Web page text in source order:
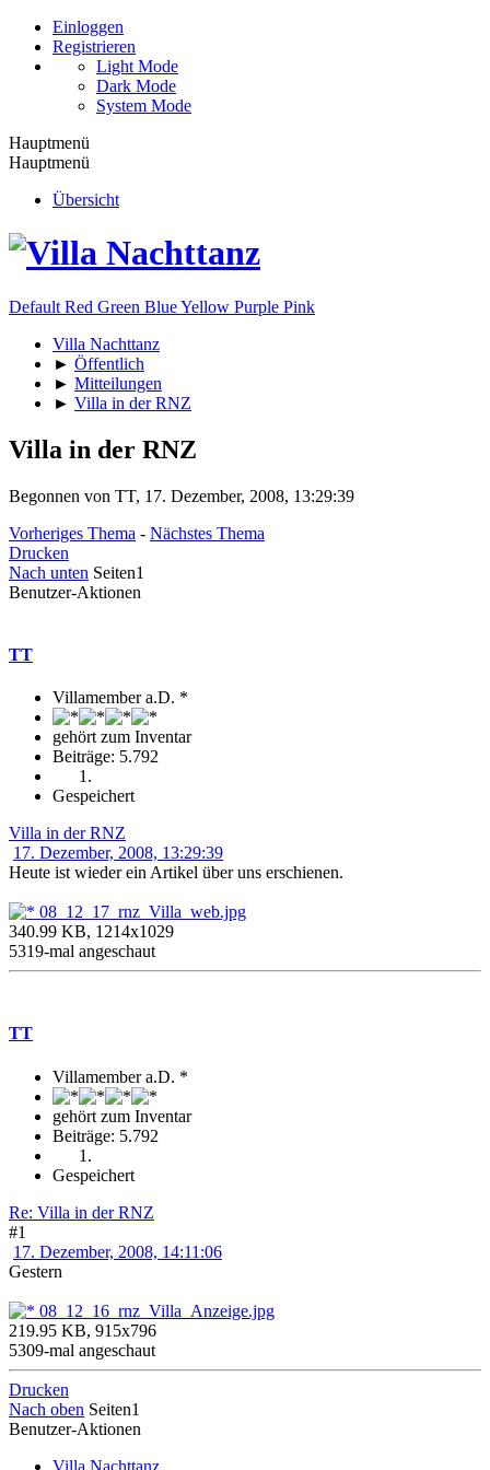
Einloggen
Registrieren
Light Mode
Dark Mode
System Mode
Hauptmenü
Hauptmenü
Übersicht
Default Red Green BlueYellow Purple Pink
Villa Nachttanz
► Öffentlich
► Mitteilungen
► Villa in der RNZ
Villa in der RNZ
Begonnen von TT, 17. Dezember, 2008, 13:29:39
Vorheriges Thema - Nächstes Thema
Drucken
Nach unten Seiten1
Benutzer-Aktionen
TT
Villamember a.D. *
gehört zum Inventar
Beiträge: 5.792
Gespeichert
Villa in der RNZ
17. Dezember, 2008, 13:29:39
Heute ist wieder ein Artikel über uns erschienen.
08_12_17_rnz_Villa_web.jpg
340.99 KB, 1214x1029
5319-mal angeschaut
TT
Villamember a.D. *
gehört zum Inventar
Beiträge: 5.792
Gespeichert
Re: Villa in der RNZ
#1
17. Dezember, 2008, 14:11:06
Gestern
08_12_16_rnz_Villa_Anzeige.jpg
219.95 KB, 915x796
5309-mal angeschaut
Drucken
Nach oben Seiten1
Benutzer-Aktionen
Villa Nachttanz